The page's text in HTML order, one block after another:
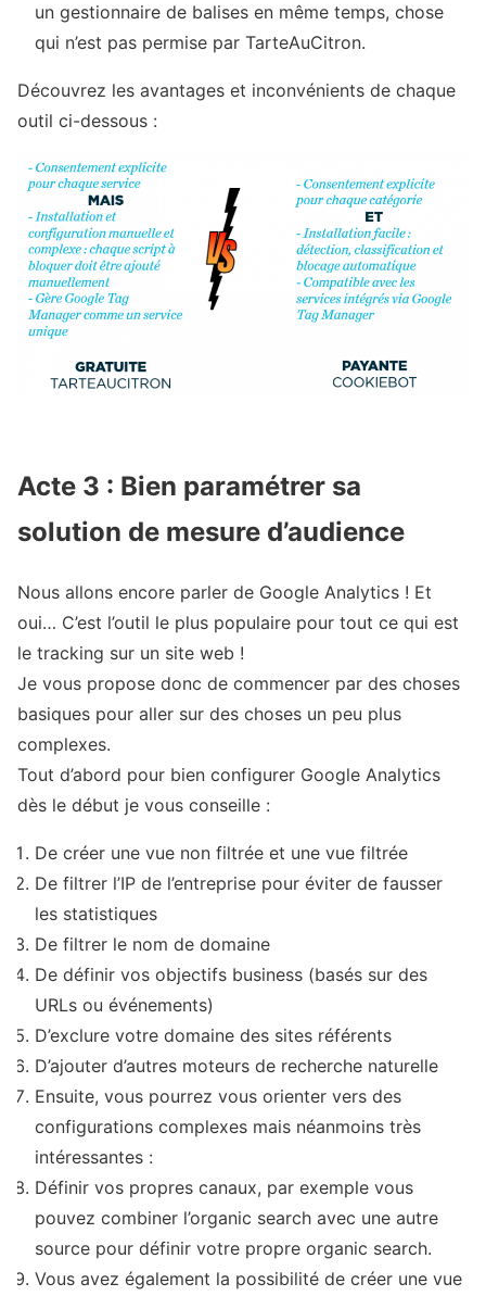
un gestionnaire de balises en même temps, chose
qui n’est pas permise par TarteAuCitron.
Découvrez les avantages et inconvénients de chaque
outil ci-dessous :
Acte 3 : Bien paramétrer sa
solution de mesure d’audience
Nous allons encore parler de Google Analytics ! Et
oui… C’est l’outil le plus populaire pour tout ce qui est
le tracking sur un site web !
Je vous propose donc de commencer par des choses
basiques pour aller sur des choses un peu plus
complexes.
Tout d’abord pour bien configurer Google Analytics
dès le début je vous conseille :
De créer une vue non filtrée et une vue filtrée
De filtrer l’IP de l’entreprise pour éviter de fausser
les statistiques
De filtrer le nom de domaine
De définir vos objectifs business (basés sur des
URLs ou événements)
D’exclure votre domaine des sites référents
D’ajouter d’autres moteurs de recherche naturelle
Ensuite, vous pourrez vous orienter vers des
configurations complexes mais néanmoins très
intéressantes :
Définir vos propres canaux, par exemple vous
pouvez combiner l’organic search avec une autre
source pour définir votre propre organic search.
Vous avez également la possibilité de créer une vue